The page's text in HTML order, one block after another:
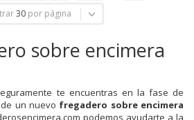
30 por página
sobre encimera
te encuentras en la fase de
un nuevo fregadero sobre encimera
podemos ayudarte a la